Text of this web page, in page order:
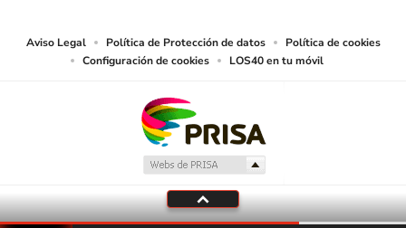
Aviso Legal Política de Protección de datos
Política de cookies
Configuración de cookies
LOS40 en tu móvil